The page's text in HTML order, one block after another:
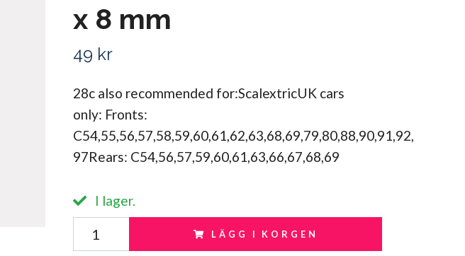
x 8 mm
49 kr
28c also recommended for:ScalextricUK cars
only: Fronts:
C54,55,56,57,58,59,60,61,62,63,68,69,79,80,88,90,91,92,
97Rears: C54,56,57,59,60,61,63,66,67,68,69
I lager.
LÄGG I KORGEN